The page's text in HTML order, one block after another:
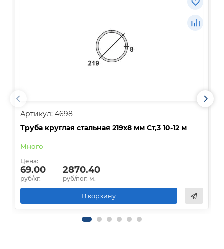
Артикул: 4698
Труба круглая стальная 219х8 мм Ст,3 10-12 м
Много
Цена:
69.00
руб/кг.
2870.40
руб/пог. м.
В корзину